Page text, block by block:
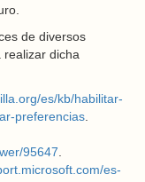
de diversos
realizar dicha
es/kb/habilitar-
preferencias
95647
es-